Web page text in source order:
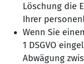
Löschung die
Ihrer
Wenn Sie
1 DSGVO
Abwägung